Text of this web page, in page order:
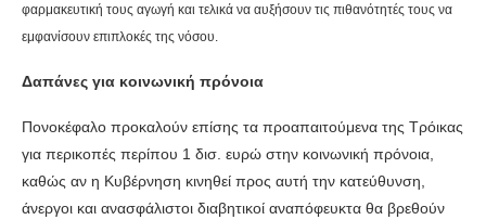
φαρμακευτική τους αγωγή και τελικά να αυξήσουν τις πιθανότητές τους να
εμφανίσουν επιπλοκές της νόσου.
Δαπάνες για κοινωνική πρόνοια
Πονοκέφαλο προκαλούν επίσης τα προαπαιτούμενα της Τρόικας
για περικοπές περίπου 1 δισ. ευρώ στην κοινωνική πρόνοια,
καθώς αν η Κυβέρνηση κινηθεί προς αυτή την κατεύθυνση,
άνεργοι και ανασφάλιστοι διαβητικοί αναπόφευκτα θα βρεθούν